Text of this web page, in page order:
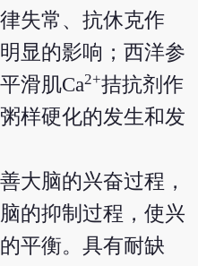
失常、抗休克作
显的影响；西洋参
滑肌Ca2+拮抗剂作
样硬化的发生和发
大脑的兴奋过程，
的抑制过程，使兴
平衡。具有耐缺